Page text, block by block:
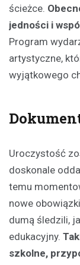
ścieżce.
jedności i
Program
artystyczne,
wyjątkowego
Uroczystość
doskonale
temu
nowe
dumą śledzili,
edukacyjny.
szkolne,